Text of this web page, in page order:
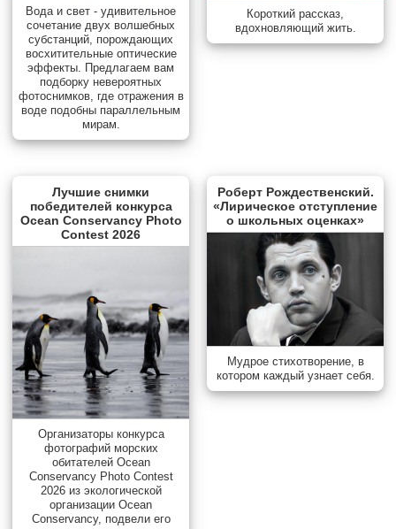
Вода и свет - удивительное
сочетание двух волшебных
субстанций, порождающих
восхитительные оптические
эффекты. Предлагаем вам
подборку невероятных
фотоснимков, где отражения в
воде подобны параллельным
мирам.
Короткий рассказ,
вдохновляющий жить.
Лучшие снимки
победителей конкурса
Ocean Conservancy Photo
Contest 2026
Организаторы конкурса
фотографий морских
обитателей Ocean
Conservancy Photo Contest
2026 из экологической
организации Ocean
Conservancy, подвели его
Роберт Рождественский.
«Лирическое отступление
о школьных оценках»
Мудрое стихотворение, в
котором каждый узнает себя.